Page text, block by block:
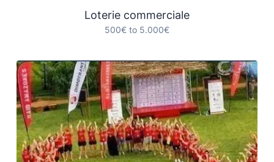
Loterie commerciale
500€ to 5.000€